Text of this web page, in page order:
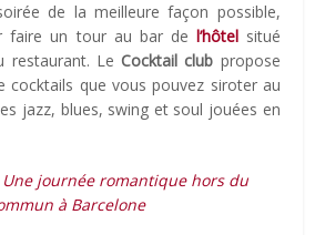
de la meilleure façon possible,
faire un tour au bar de l’hôtelsitué
restaurant. LeCocktail club propose
cocktails que vous pouvez siroter au
jazz, blues, swing et soul jouées en
Une journée romantique hors du
à Barcelone